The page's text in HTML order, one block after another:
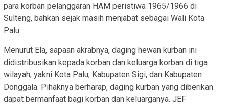
para korban pelanggaran HAM peristiwa 1965/1966 di
Sulteng, bahkan sejak masih menjabat sebagai Wali Kota
Palu.
Menurut Ela, sapaan akrabnya, daging hewan kurban ini
didistribusikan kepada korban dan keluarga korban di tiga
wilayah, yakni Kota Palu, Kabupaten Sigi, dan Kabupaten
Donggala. Pihaknya berharap, daging kurban yang diberikan
dapat bermanfaat bagi korban dan keluarganya. JEF